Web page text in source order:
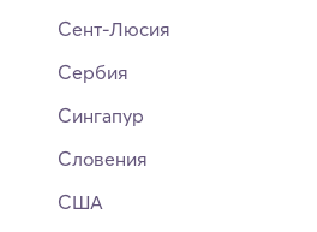
Сент-Люсия
Сербия
Сингапур
Словения
США